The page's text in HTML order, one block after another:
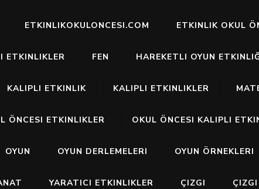
ETKINLIKOKULONCESI.COM ETKINLIK OKUL
ETKINLIKLER FEN HAREKETLI OYUN
KALIPLI ETKINLIK KALIPLI ETKINLIKLER
ÖNCESI ETKINLIKLER OKUL ÖNCESI KALIPLI
OYUN OYUN DERLEMELERI OYUN ÖRNEKLERI
YARATICI ETKINLIKLER ÇIZGI